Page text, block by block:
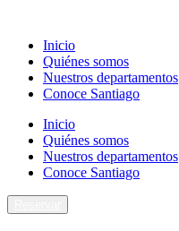
contenido
Inicio
Quiénes somos
Nuestros departamentos
Conoce Santiago
Inicio
Quiénes somos
Nuestros departamentos
Conoce Santiago